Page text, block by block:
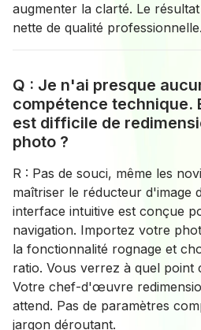
augmenter la clarté. Le
nette de qualité professionnelle.
Q : Je n'ai presque
compétence technique.
est difficile de
photo ?
R : Pas de souci, même les
maîtriser le réducteur d'image
interface intuitive est conçue
navigation. Importez votre
la fonctionnalité rognage et
ratio. Vous verrez à quel point
Votre chef-d'œuvre
attend. Pas de paramètres
jargon déroutant.